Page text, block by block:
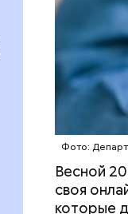
Фото:
Весной
своя
которые
— На
— от
участки